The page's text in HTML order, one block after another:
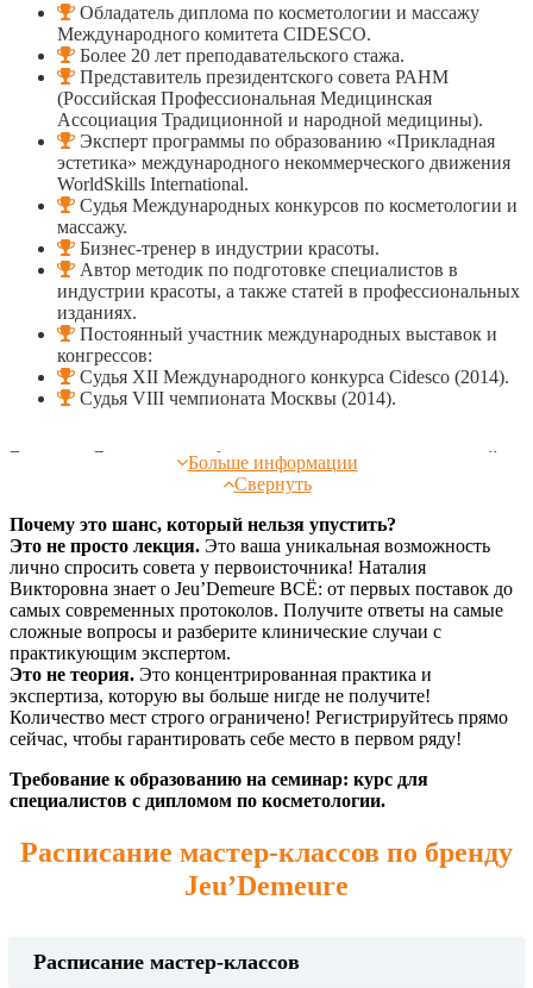
Обладатель диплома по косметологии и массажу
Международного комитета CIDESCO.
Более 20 лет преподавательского стажа.
Представитель президентского совета РАНМ
(Российская Профессиональная Медицинская
Ассоциация Традиционной и народной медицины).
Эксперт программы по образованию «Прикладная
эстетика» международного некоммерческого движения
WorldSkills International.
Судья Международных конкурсов по косметологии и
массажу.
Бизнес-тренер в индустрии красоты.
Автор методик по подготовке специалистов в
индустрии красоты, а также статей в профессиональных
изданиях.
Постоянный участник международных выставок и
конгрессов:
Судья XII Международного конкурса Сidesco (2014).
Cудья VIII чемпионата Москвы (2014).
Василиса Ярославовна обучалась у лучших преподавателей в
России, Франции, Италии, Финляндии, Японии, Германии.
Обучаясь у лучших специалистов, Василиса Ярославовна
выработала собственный, уникальный стиль преподавания и
открыла свой обучающий центр — «Кафедру косметологии и
массажа».
Проведение семинаров в 25 городах России.
Обучено более 25 000 студентов.
Проведение семинаров во Франции, Белоруссии,
странах Ближнего Зарубежья.
Стать лучшим косметологом и специалистом по массажу
ваша мечта? Осуществите ее вместе с нашим признанным
преподавателем по косметологии и массажу!
Выбирайте направление для себя из собственных
разработок и курсов усовершенствования с Василисой
Базовое обучение по эстетической и сестринской
Миофасциальные техники массажа лица.
Больше информации
Свернуть
Почему это шанс, который нельзя упустить?
Это не просто лекция. Это ваша уникальная возможность
лично спросить совета у первоисточника! Наталия
Викторовна знает о Jeu’Demeure ВСЁ: от первых поставок до
самых современных протоколов. Получите ответы на самые
сложные вопросы и разберите клинические случаи с
практикующим экспертом.
Это не теория. Это концентрированная практика и
экспертиза, которую вы больше нигде не получите!
Количество мест строго ограничено! Регистрируйтесь прямо
сейчас, чтобы гарантировать себе место в первом ряду!
Требование к образованию на семинар: курс для
специалистов с дипломом по косметологии.
Расписание мастер-классов по бренду
Jeu’Demeure
Расписание мастер-классов